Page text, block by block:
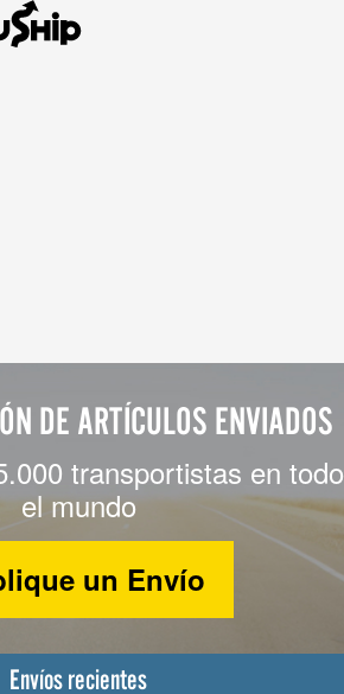
DE ARTÍCULOS ENVIADOS
transportistas en todo
el mundo
un Envío
Envíos recientes